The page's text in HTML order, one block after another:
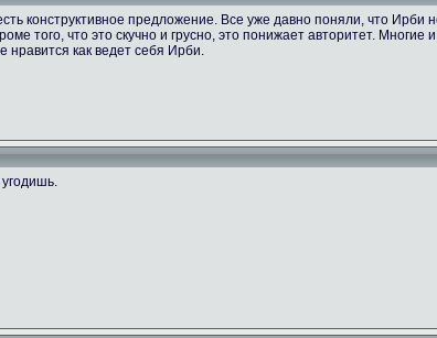
конструктивное предложение. Все уже давно поняли, что Ирби
того, что это скучно и грусно, это понижает авторитет. Многие
нравится как ведет себя Ирби.